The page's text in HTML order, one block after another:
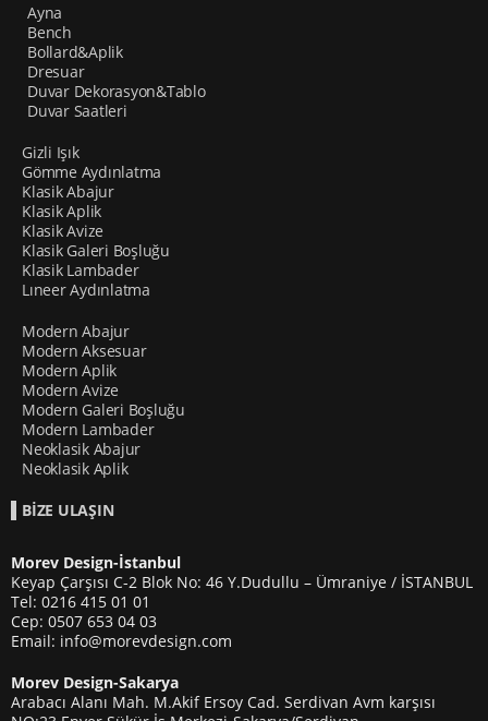
Ayna
Bench
Bollard&Aplik
Dresuar
Duvar Dekorasyon&Tablo
Duvar Saatleri
Gizli Işık
Gömme Aydınlatma
Klasik Abajur
Klasik Aplik
Klasik Avize
Klasik Galeri Boşluğu
Klasik Lambader
Lıneer Aydınlatma
Modern Abajur
Modern Aksesuar
Modern Aplik
Modern Avize
Modern Galeri Boşluğu
Modern Lambader
Neoklasik Abajur
Neoklasik Aplik
BİZE ULAŞIN
Morev Design-İstanbul
Keyap Çarşısı C-2 Blok No: 46 Y.Dudullu – Ümraniye / İSTANBUL
Tel: 0216 415 01 01
Cep: 0507 653 04 03
Email: info@morevdesign.com
Morev Design-Sakarya
Arabacı Alanı Mah. M.Akif Ersoy Cad. Serdivan Avm karşısı